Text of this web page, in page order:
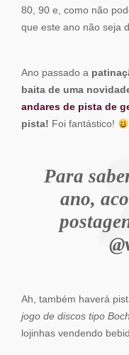
80, 90 e, como não
que este ano não seja
Ano passado a
baita de uma
andares de pista de
pista! Foi fantástico!
Para
ano,
Ah, também haverá
jogo de discos tipo
lojinhas vendendo